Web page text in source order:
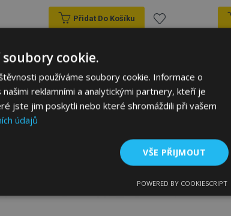
Přidat Do Košíku
oblíbeným
cookie.
používáme soubory cookie. Informace o
reklamními a analytickými partnery, kteří je
jste jim poskytli nebo které shromáždili při vašem
údajů
VŠE PŘIJMOUT
Funkční soubory
POWERED BY COOKIESCRIPT